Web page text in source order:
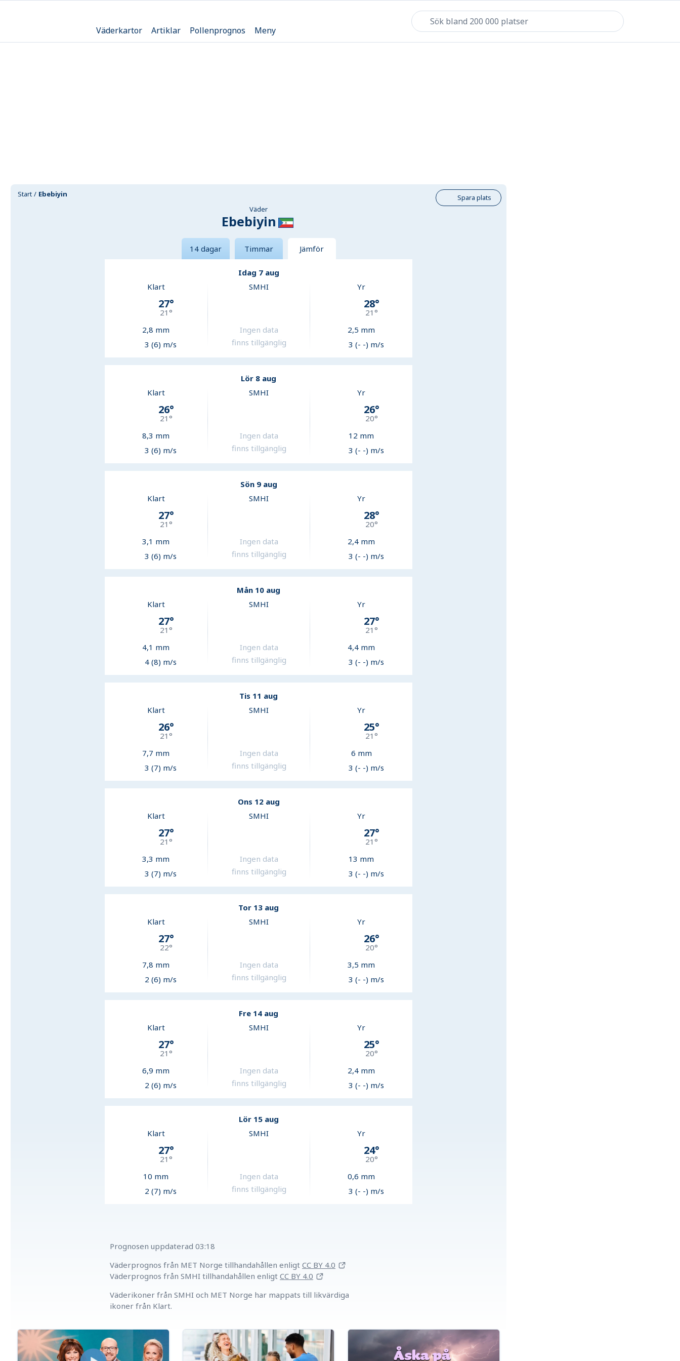
Väderkartor Artiklar Pollenprognos Meny
Start Ebebiyin
Spara plats
Väder
Ebebiyin
14 dagar Timmar Jämför
Idag 7 aug
Klart
27°
21 °
2,8 mm
3 (6) m/s
SMHI
Ingen data
finns tillgänglig
Yr
28°
21 °
2,5 mm
3 (- -) m/s
Lör 8 aug
Klart
26°
21 °
8,3 mm
3 (6) m/s
SMHI
Ingen data
finns tillgänglig
Yr
26°
20°
12 mm
3 (- -) m/s
Sön 9 aug
Klart
27°
21 °
3,1 mm
3 (6) m/s
SMHI
Ingen data
finns tillgänglig
Yr
28°
20°
2,4 mm
3 (- -) m/s
Mån 10 aug
Klart
27°
21 °
4,1 mm
4 (8) m/s
SMHI
Ingen data
finns tillgänglig
Yr
27°
21 °
4,4 mm
3 (- -) m/s
Tis 11 aug
Klart
26°
21 °
7,7 mm
3 (7) m/s
SMHI
Ingen data
finns tillgänglig
Yr
25°
21 °
6 mm
3 (- -) m/s
Ons 12 aug
Klart
27°
21 °
3,3 mm
3 (7) m/s
SMHI
Ingen data
finns tillgänglig
Yr
27°
21 °
13 mm
3 (- -) m/s
Tor 13 aug
Klart
27°
22°
7,8 mm
2 (6) m/s
SMHI
Ingen data
finns tillgänglig
Yr
26°
20°
3,5 mm
3 (- -) m/s
Fre 14 aug
Klart
27°
21 °
6,9 mm
2 (6) m/s
SMHI
Ingen data
finns tillgänglig
Yr
25°
20°
2,4 mm
3 (- -) m/s
Lör 15 aug
Klart
27°
21 °
10 mm
2 (7) m/s
SMHI
Ingen data
finns tillgänglig
Yr
24°
20°
0,6 mm
3 (- -) m/s
Prognosen uppdaterad 03:18
Väderprognos från MET Norge tillhandahållen enligt CC BY 4.0
Väderprognos från SMHI tillhandahållen enligt CC BY 4.0
Väderikoner från SMHI och MET Norge har mappats till likvärdiga
ikoner från Klart.